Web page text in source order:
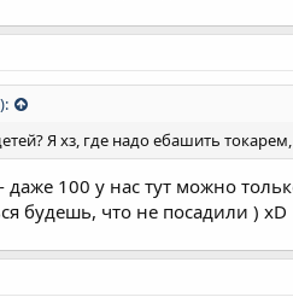
Я хз, где надо ебашить
даже 100 у нас тут можно
будешь, что не посадили ) xD